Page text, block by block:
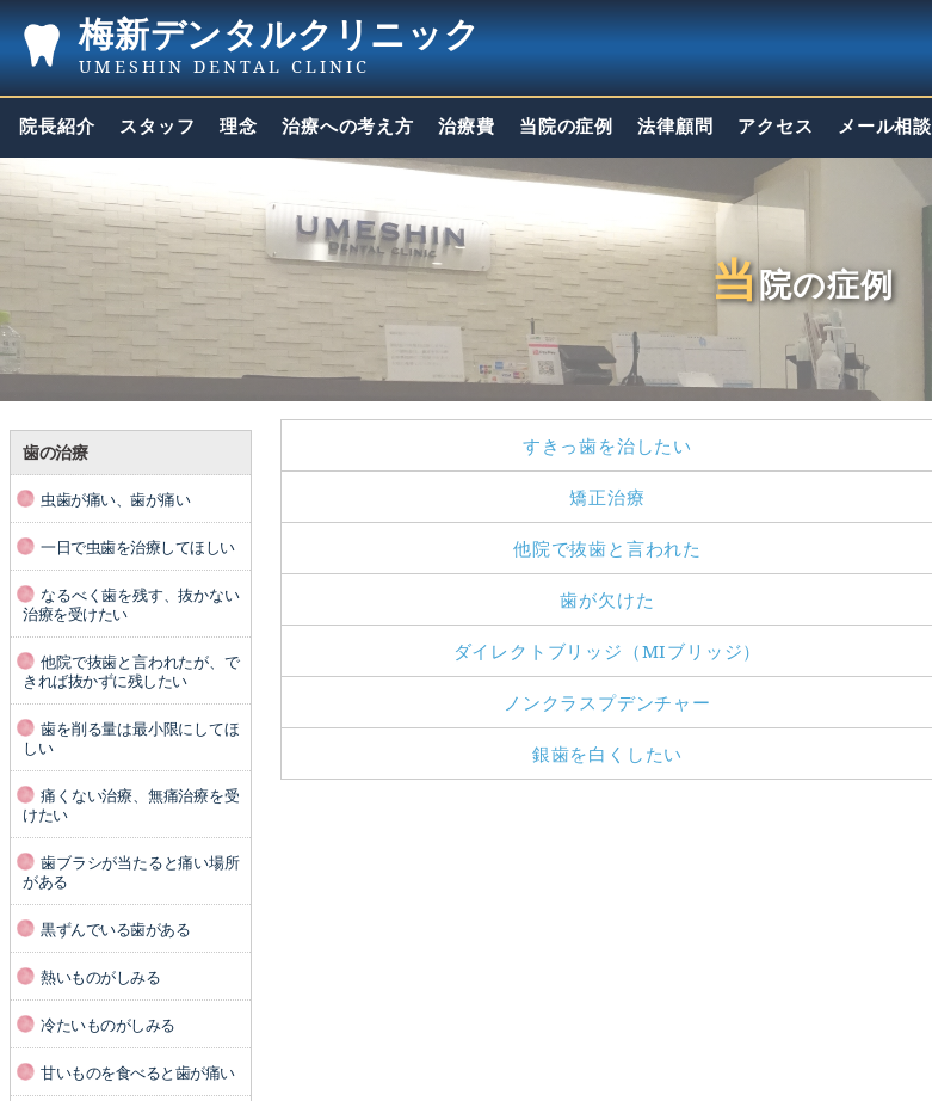
梅新デンタルクリニック
UMESHIN DENTAL CLINIC
院長紹介 スタッフ 理念 治療への考え方 治療費 当院の症例 法律顧問 アクセス メール相談
当院の症例
歯の治療
虫歯が痛い、歯が痛い
一日で虫歯を治療してほしい
なるべく歯を残す、抜かない
治療を受けたい
他院で抜歯と言われたが、で
きれば抜かずに残したい
歯を削る量は最小限にしてほ
しい
痛くない治療、無痛治療を受
けたい
歯ブラシが当たると痛い場所
がある
黒ずんでいる歯がある
熱いものがしみる
冷たいものがしみる
甘いものを食べると歯が痛い
すきっ歯を治したい
矯正治療
他院で抜歯と言われた
歯が欠けた
ダイレクトブリッジ（MIブリッジ）
ノンクラスプデンチャー
銀歯を白くしたい